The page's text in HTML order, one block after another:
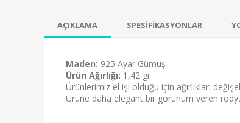
AÇIKLAMA SPESİFİKASYONLAR
Maden: 925 Ayar Gümüş
Ürün Ağırlığı: 1,42 gr
Ürünlerimiz el işi olduğu için ağırlıkları
Ürüne daha elegant bir görünüm veren